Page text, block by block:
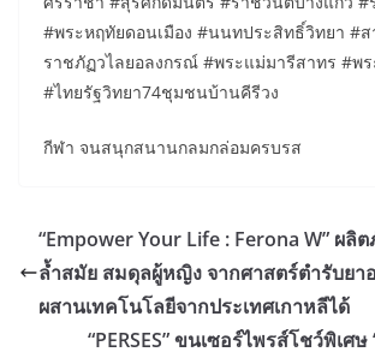
#พระหฤทัยดอนเมือง #นนทประสิทธิ์วิทยา #
ราชภัฏวไลยอลงกรณ์ #พระแม่มารีสาทร #พ
#ไทยรัฐวิทยา74ชุมชนบ้านคีรีวง
กีฬา จนสนุกสนานกลมกล่อมครบรส
“Empower Your Life : Ferona W” ผ
ล้ำสมัย สมดุลผู้หญิง จากศาสตร์ตำรับย
ผสานเทคโนโลยีจากประเทศเกาหลีได้
“PERSES” ขนเซอร์ไพรส์โชว์พิเศ